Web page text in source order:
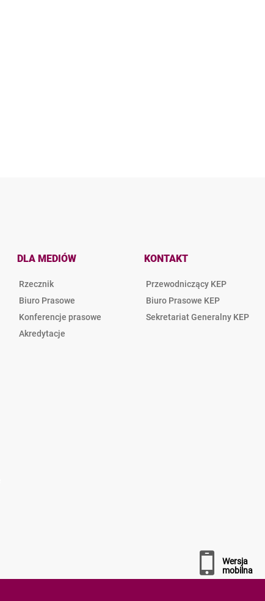
DLA MEDIÓW
Rzecznik
Biuro Prasowe
Konferencje prasowe
Akredytacje
KONTAKT
Przewodniczący KEP
Biuro Prasowe KEP
Sekretariat Generalny KEP
wersja
mobilna